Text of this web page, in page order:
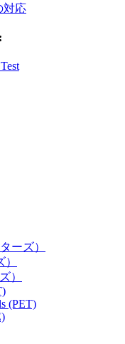
対応
ーズ）
）
(PET)